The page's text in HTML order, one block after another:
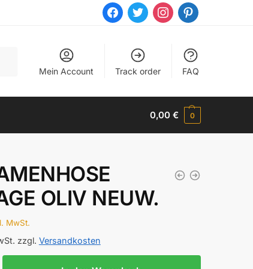
facebooktwitter instagrampinterest
Mein Account Track order FAQ
0,00€ 0
OLIV NEUW.
MwSt.
zzgl. Versandkosten